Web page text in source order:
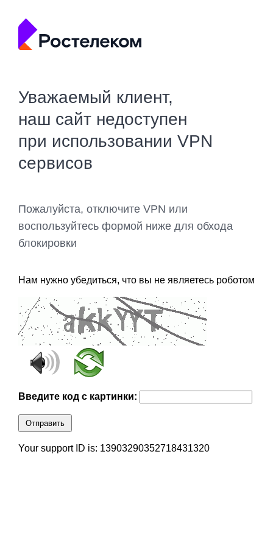
Уважаемый клиент,
наш сайт недоступен
при использовании VPN
сервисов
Пожалуйста, отключите VPN или
воспользуйтесь формой ниже для обхода
блокировки
Нам нужно убедиться, что вы не являетесь роботом
Введите код с картинки:
Отправить
Your support ID is: 13903290352718431320